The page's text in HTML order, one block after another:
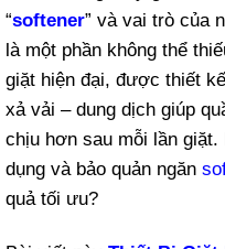
“softener” và vai trò của
là một phần không thể
giặt hiện đại, được thiết
xả vải – dung dịch giúp
chịu hơn sau mỗi lần
dụng và bảo quản ngăn
quả tối ưu?